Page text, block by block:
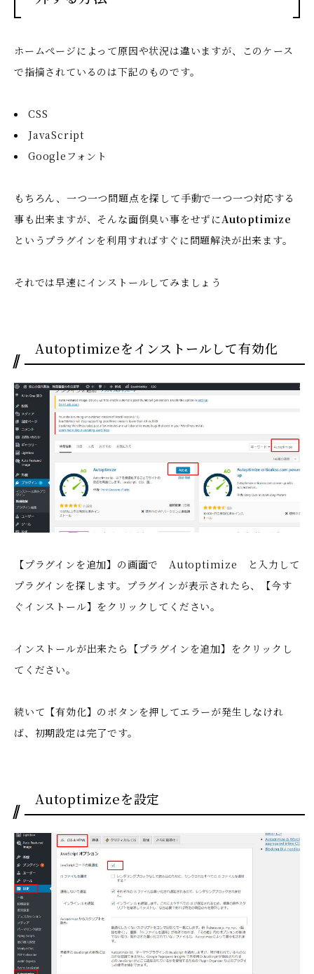
ホームぺージによって原因や状況は違いますが、このケース
で指摘されているのは下記のものです。
CSS
JavaScript
Googleフォント
もちろん、一つ一つ問題点を探して手動で一つ一つ対応する
事も出来ますが、そんな面倒臭い事をせずにAutoptimize
というプラグインを利用すればすぐに問題解決が出来ます。
それでは早速にインストールしてみましょう
Autoptimizeをインストールして有効化
【プラグインを追加】の画面で Autoptimize と入力して
プラグインを探します。プラグインが表示されたら、【今す
ぐインストール】をクリックしてください。
インストールが出来たら【プラグインを追加】をクリックし
てください。
続いて【有効化】のボタンを押してエラーが発生しなけれ
ば、初期設定は完了です。
Autoptimizeを設定